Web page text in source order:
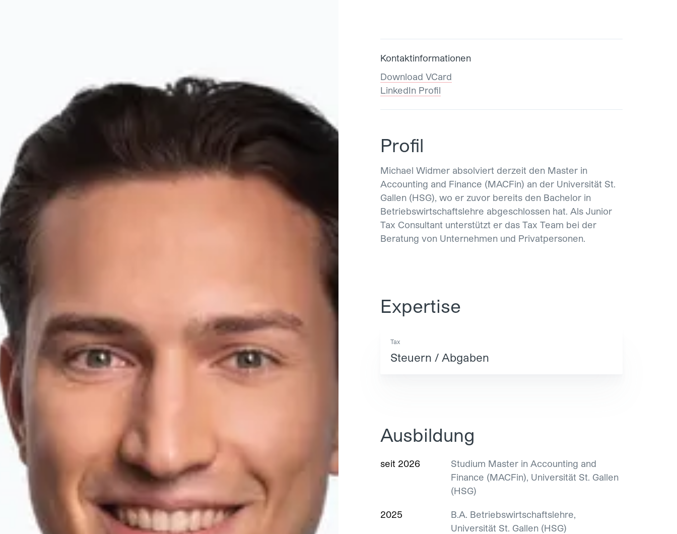
Kontaktinformationen
Download VCard
LinkedIn Profil
Profil
Michael Widmer absolviert derzeit den Master in
Accounting and Finance (MACFin) an der Universität St.
Gallen (HSG), wo er zuvor bereits den Bachelor in
Betriebswirtschaftslehre abgeschlossen hat. Als Junior
Tax Consultant unterstützt er das Tax Team bei der
Beratung von Unternehmen und Privatpersonen.
Expertise
Tax
Steuern / Abgaben
Ausbildung
seit 2026
Studium Master in Accounting and
Finance (MACFin), Universität St. Gallen
(HSG)
2025
B.A. Betriebswirtschaftslehre,
Universität St. Gallen (HSG)